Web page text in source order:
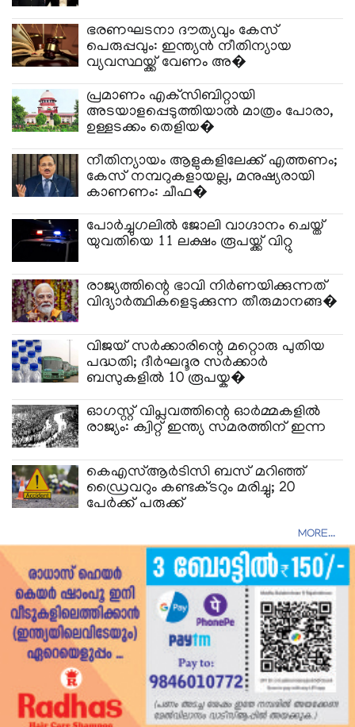
ഭരണഘടനാ ദൗത്യവും കേസ്
പെരുപ്പവും: ഇന്ത്യൻ നീതിന്യായ
വ്യവസ്ഥയ്ക്ക് വേണം അ�
പ്രമാണം എക്‌സിബിറ്റായി
അടയാളപ്പെടുത്തിയാൽ മാത്രം പോരാ,
ഉള്ളടക്കം തെളിയ�
നീതിന്യായം ആളുകളിലേക്ക് എത്തണം;
കേസ് നമ്പറുകളായല്ല, മനുഷ്യരായി
കാണണം: ചീഫ�
പോർച്ചുഗലിൽ ജോലി വാഗ്ദാനം ചെയ്ത്
യുവതിയെ 11 ലക്ഷം രൂപയ്ക്ക് വിറ്റു
രാജ്യത്തിന്റെ ഭാവി നിർണയിക്കുന്നത്
വിദ്യാർത്ഥികളെടുക്കുന്ന തീരുമാനങ്ങ�
വിജയ് സർക്കാരിന്റെ മറ്റൊരു പുതിയ
പദ്ധതി; ദീർഘദൂര സർക്കാർ
ബസുകളിൽ 10 രൂപയ്ക�
ഓഗസ്റ്റ് വിപ്ലവത്തിന്റെ ഓർമ്മകളിൽ
രാജ്യം: ക്വിറ്റ് ഇന്ത്യ സമരത്തിന് ഇന്ന
കെഎസ്ആർടിസി ബസ് മറിഞ്ഞ്
ഡ്രൈവറും കണ്ടക്ടറും മരിച്ചു; 20
പേർക്ക് പരുക്ക്
MORE...